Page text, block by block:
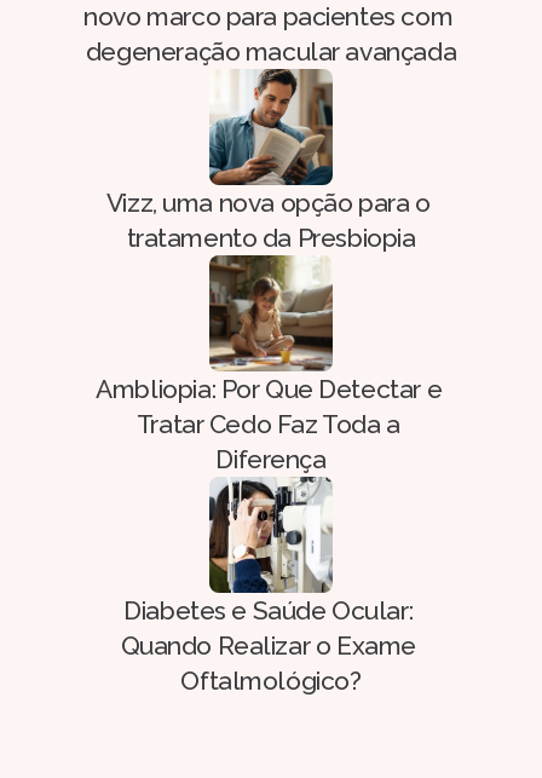
novo marco para pacientes com
degeneração macular avançada
Vizz, uma nova opção para o
tratamento da Presbiopia
Ambliopia: Por Que Detectar e
Tratar Cedo Faz Toda a
Diferença
Diabetes e Saúde Ocular:
Quando Realizar o Exame
Oftalmológico?